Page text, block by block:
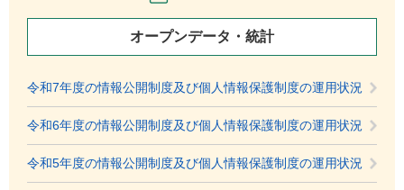
オープンデータ・統計
令和7年度の情報公開制度及び個人情報保護制度の運用状況
令和6年度の情報公開制度及び個人情報保護制度の運用状況
令和5年度の情報公開制度及び個人情報保護制度の運用状況